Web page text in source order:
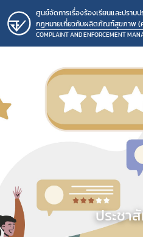
ศูนย์จัดการเรื่องร้องเรียนและปราบป
กฎหมายเกี่ยวกับผลิตภัณฑ์สุขภาพ (
COMPLAINT AND ENFORCEMENT
ประชา